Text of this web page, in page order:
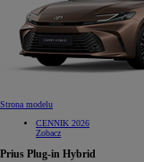
Strona modelu
CENNIK 2026
Zobacz
Prius Plug-in Hybrid